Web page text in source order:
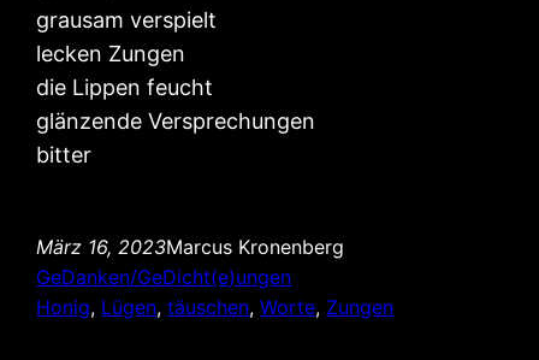
grausam verspielt
lecken Zungen
die Lippen feucht
glänzende Versprechungen
bitter
März 16, 2023Marcus Kronenberg
GeDanken/GeDicht(e)ungen
Honig, Lügen, täuschen, Worte, Zungen